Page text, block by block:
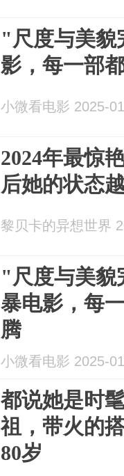
"尺度与美貌
影，每一部
小微看电影 2025-
2024年最惊
后她的状态
黎贝卡的异想世界
"尺度与美貌
暴电影，每
腾
小微看电影 2025-
都说她是时
祖，带火的
80岁